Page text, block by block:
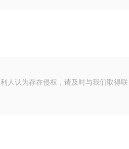
人认为存在侵权，请及时与我们取得联